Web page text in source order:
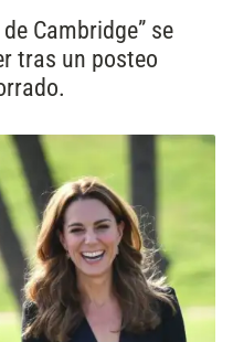
Cambridge” se
tras un posteo